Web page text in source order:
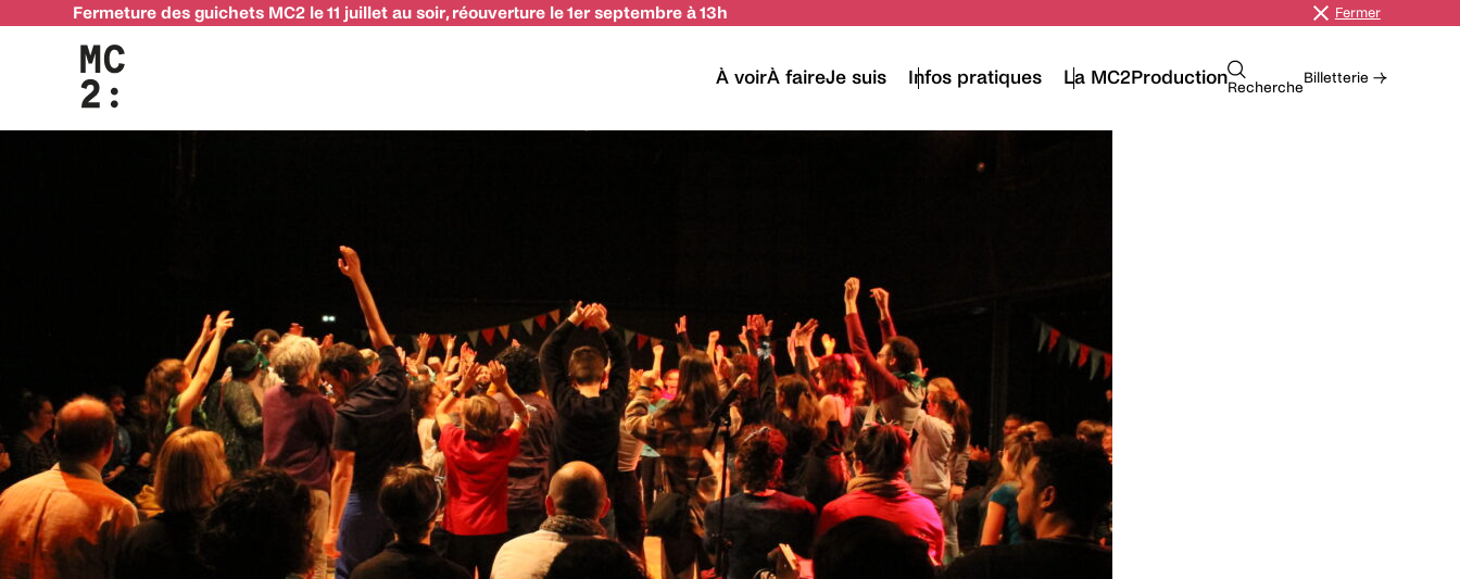
Fermeture des guichets MC2 le 11 juillet au soir, réouverture le 1er septembre à 13h Fermer
À voirÀ faireJe suis Infos pratiques La MC2ProductionRecherche
Billetterie →